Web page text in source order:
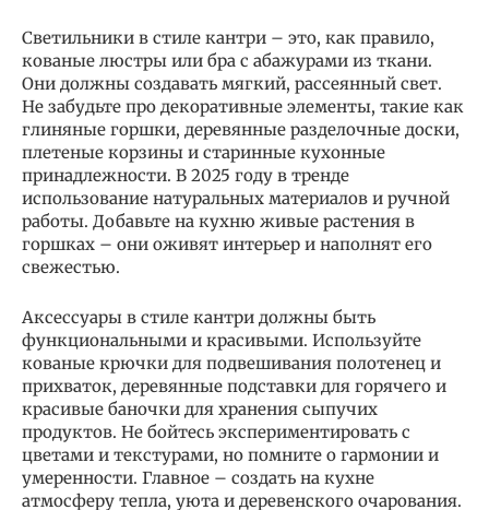
Светильники в стиле кантри – это, как правило,
кованые люстры или бра с абажурами из ткани.
Они должны создавать мягкий, рассеянный свет.
Не забудьте про декоративные элементы, такие как
глиняные горшки, деревянные разделочные доски,
плетеные корзины и старинные кухонные
принадлежности. В 2025 году в тренде
использование натуральных материалов и ручной
работы. Добавьте на кухню живые растения в
горшках – они оживят интерьер и наполнят его
свежестью.
Аксессуары в стиле кантри должны быть
функциональными и красивыми. Используйте
кованые крючки для подвешивания полотенец и
прихваток, деревянные подставки для горячего и
красивые баночки для хранения сыпучих
продуктов. Не бойтесь экспериментировать с
цветами и текстурами, но помните о гармонии и
умеренности. Главное – создать на кухне
атмосферу тепла, уюта и деревенского очарования.